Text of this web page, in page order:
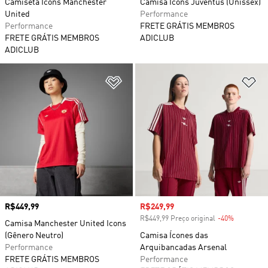
Camiseta Icons Manchester
United
Performance
FRETE GRÁTIS MEMBROS
ADICLUB
Camisa Icons Juventus (Unissex)
Performance
FRETE GRÁTIS MEMBROS
ADICLUB
Adicionar à Lista de Desejos
Preço
R$449,99
Camisa Manchester United Icons
(Gênero Neutro)
Performance
FRETE GRÁTIS MEMBROS
Preço com desconto
R$249,99
R$449,99 Preço original -40%
Camisa Ícones das
Arquibancadas Arsenal
Performance